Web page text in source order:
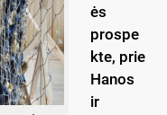
ės
prospe
kte, prie
Hanos
ir